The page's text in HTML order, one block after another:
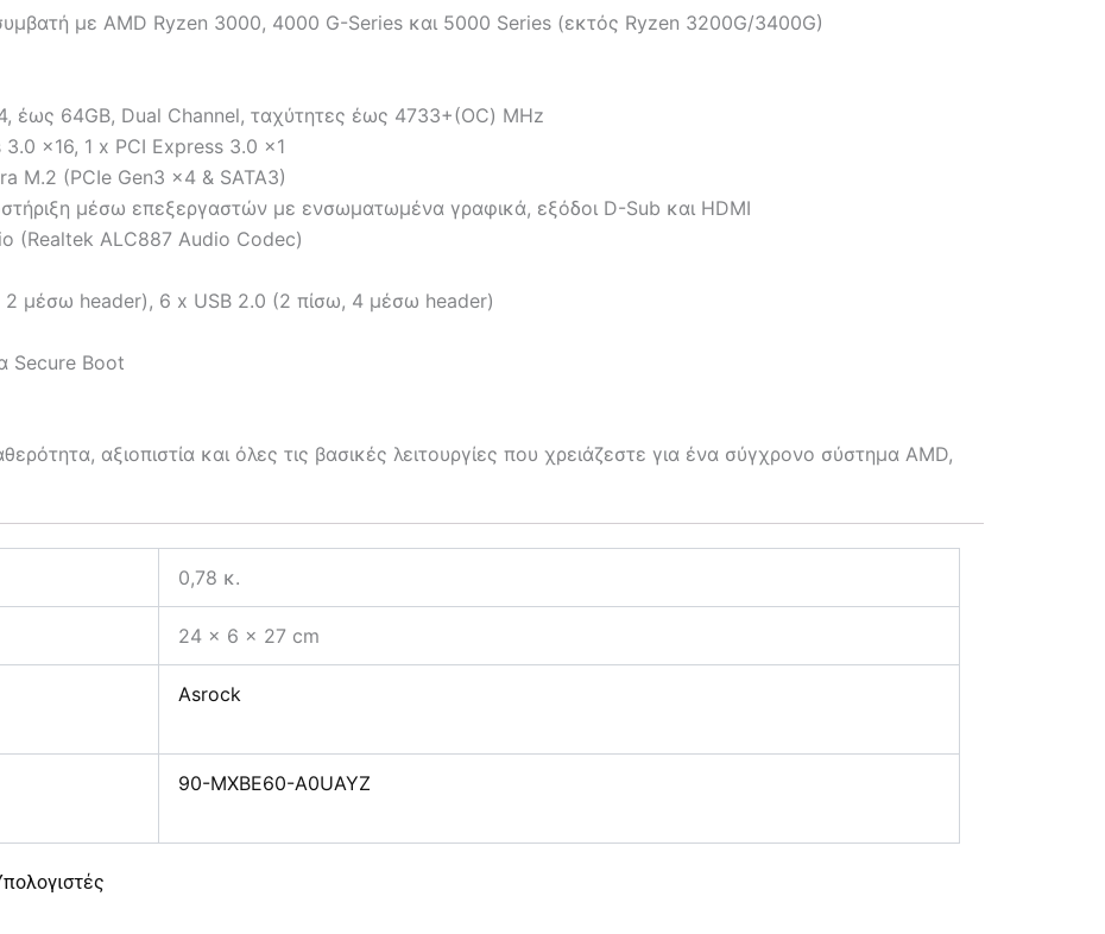
με AMD Ryzen 3000, 4000 G-Series και 5000 Series (εκτός Ryzen 3200G/3400G)
έως 64GB, Dual Channel, ταχύτητες έως 4733+(OC) MHz
x16, 1 x PCI Express 3.0 x1
M.2 (PCIe Gen3 x4 & SATA3)
μέσω επεξεργαστών με ενσωματωμένα γραφικά, εξόδοι D-Sub και HDMI
(Realtek ALC887 Audio Codec)
2 μέσω header), 6 x USB 2.0 (2 πίσω, 4 μέσω header)
Secure Boot
αξιοπιστία και όλες τις βασικές λειτουργίες που χρειάζεστε για ένα σύγχρονο σύστημα AMD,
0,78 κ.
24 × 6 × 27 cm
Asrock
90-MXBE60-A0UAYZ